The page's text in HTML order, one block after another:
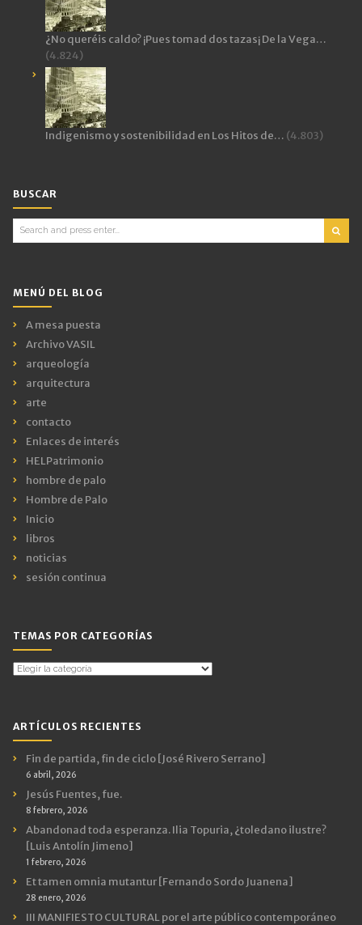
¿No queréis caldo? ¡Pues tomad dos tazas¡ De la Vega…
(4.824)
Indigenismo y sostenibilidad en Los Hitos de… (4.803)
BUSCAR
Search
for:
MENÚ DEL BLOG
A mesa puesta
Archivo VASIL
arqueología
arquitectura
arte
contacto
Enlaces de interés
HELPatrimonio
hombre de palo
Hombre de Palo
Inicio
libros
noticias
sesión continua
TEMAS POR CATEGORÍAS
Temas
ARTÍCULOS RECIENTES
Fin de partida, fin de ciclo [José Rivero Serrano]
6 abril, 2026
Jesús Fuentes, fue.
8 febrero, 2026
Abandonad toda esperanza. Ilia Topuria, ¿toledano ilustre?
[Luis Antolín Jimeno]
1 febrero, 2026
Et tamen omnia mutantur [Fernando Sordo Juanena]
28 enero, 2026
III MANIFIESTO CULTURAL por el arte público contemporáneo